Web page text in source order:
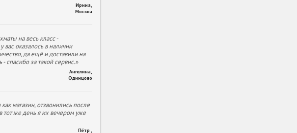
Ирина
Москва
на весь класс -
вас оказалось в наличии
да ещё и доставили на
спасибо за такой сервис.»
Ангелина
Одинцово
магазин, отзвонились после
тот же день я их вечером уже
Пётр